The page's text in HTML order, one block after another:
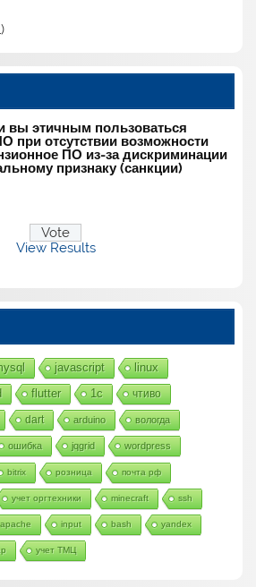
вы этичным пользоваться
при отсутствии возможности
ПО из-за дискриминации
признаку (санкции)
View Results
javascript linux
flutter 1c чтиво
dart arduino вологда
ошибка jqgrid wordpress
bitrix розница почта рф
учет оргтехники minecraft ssh
apache input bash yandex
учет ТМЦ